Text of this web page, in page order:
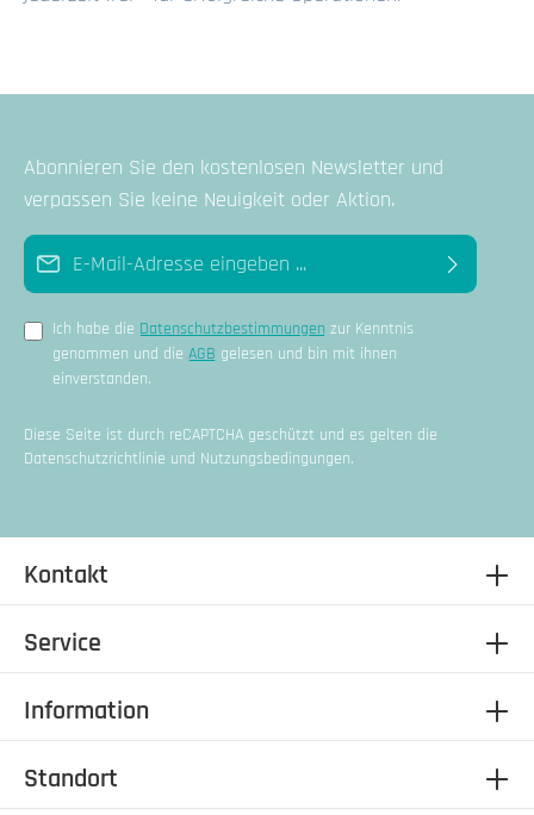
Abonnieren Sie den kostenlosen Newsletter und
verpassen Sie keine Neuigkeit oder Aktion.
E-Mail-Adresse*
Ich habe die Datenschutzbestimmungen zur Kenntnis
genommen und die AGB gelesen und bin mit ihnen
einverstanden.
Diese Seite ist durch reCAPTCHA geschützt und es gelten die
Datenschutzrichtlinie und Nutzungsbedingungen.
Standort
Kontakt
Service
Information